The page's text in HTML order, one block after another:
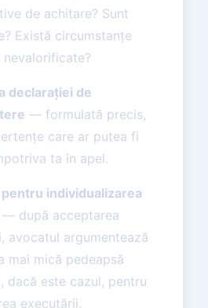
de achitare? Sunt
Există circumstanțe
nevalorif­icate?
declarației de
— formulată precis,
care ar putea fi
ta în apel.
individualizarea
— după acceptarea
avocatul argumentează
mai mică pedeapsă
dacă este cazul, pentru
executării.